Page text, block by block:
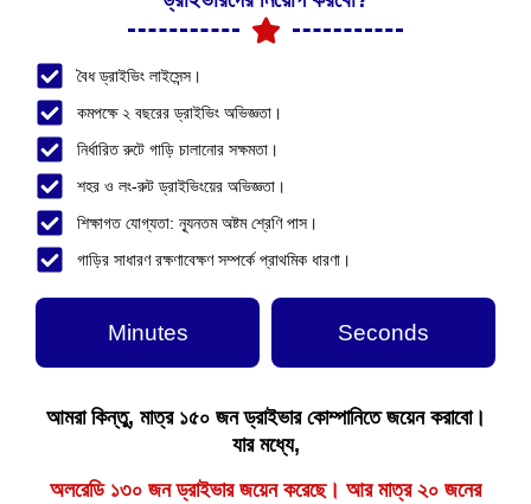
বৈধ ড্রাইভিং লাইসেন্স।
কমপক্ষে ২ বছরের ড্রাইভিং অভিজ্ঞতা।
নির্ধারিত রুটে গাড়ি চালানোর সক্ষমতা।
শহর ও লং-রুট ড্রাইভিংয়ের অভিজ্ঞতা।
শিক্ষাগত যোগ্যতা: ন্যূনতম অষ্টম শ্রেণি পাস।
গাড়ির সাধারণ রক্ষণাবেক্ষণ সম্পর্কে প্রাথমিক ধারণা।
Minutes Seconds
আমরা কিন্তু, মাত্র ১৫০ জন ড্রাইভার কোম্পানিতে জয়েন করাবো।
যার মধ্যে,
অলরেডি ১৩০ জন ড্রাইভার জয়েন করেছে। আর মাত্র ২০ জনের